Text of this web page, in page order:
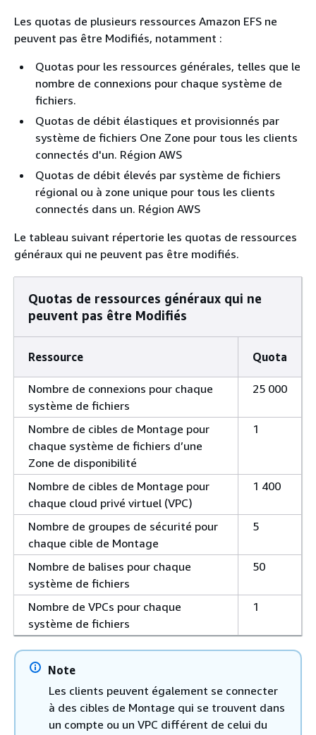
Les quotas de plusieurs ressources Amazon EFS ne
peuvent pas être Modifiés, notamment :
Quotas pour les ressources générales, telles que le
nombre de connexions pour chaque système de
fichiers.
Quotas de débit élastiques et provisionnés par
système de fichiers One Zone pour tous les clients
connectés d'un. Région AWS
Quotas de débit élevés par système de fichiers
régional ou à zone unique pour tous les clients
connectés dans un. Région AWS
Le tableau suivant répertorie les quotas de ressources
généraux qui ne peuvent pas être modifiés.
Quotas de ressources généraux qui ne
peuvent pas être Modifiés
Ressource Quota
Nombre de connexions pour chaque
système de fichiers
25 000
Nombre de cibles de Montage pour
chaque système de fichiers d’une
Zone de disponibilité
1
Nombre de cibles de Montage pour
chaque cloud privé virtuel (VPC)
1 400
Nombre de groupes de sécurité pour
chaque cible de Montage
5
Nombre de balises pour chaque
système de fichiers
50
Nombre de VPCs pour chaque
système de fichiers
1
Note
Les clients peuvent également se connecter
à des cibles de Montage qui se trouvent dans
un compte ou un VPC différent de celui du